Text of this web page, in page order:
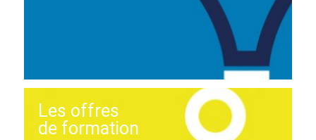
Les offres
de formation